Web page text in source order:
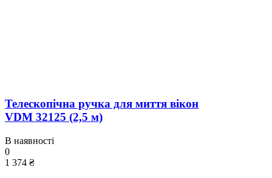
Телескопічна ручка для миття вікон
VDM 32125 (2,5 м)
В наявності
0
1 374 ₴